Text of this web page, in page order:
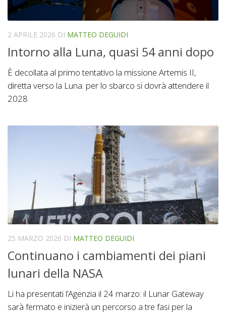
2 APRILE 2026 DI MATTEO DEGUIDI
Intorno alla Luna, quasi 54 anni dopo
È decollata al primo tentativo la missione Artemis II,
diretta verso la Luna: per lo sbarco si dovrà attendere il
2028
25 MARZO 2026 DI MATTEO DEGUIDI
Continuano i cambiamenti dei piani
lunari della NASA
Li ha presentati l’Agenzia il 24 marzo: il Lunar Gateway
sarà fermato e inizierà un percorso a tre fasi per la